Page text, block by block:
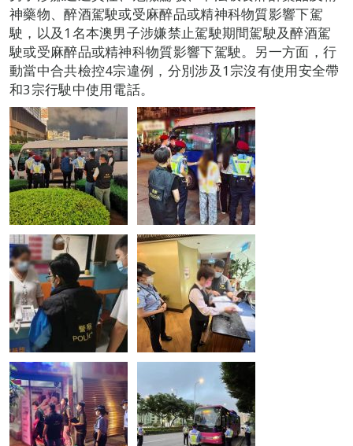
神藥物、醉酒駕駛或受麻醉品或精神科物質影響下駕
駛，以及1名本澳男子涉嫌禁止駕駛期間駕駛及醉酒駕
駛或受麻醉品或精神科物質影響下駕駛。另一方面，行
動當中合共檢控4宗違例，分別涉及1宗沒有使用安全帶
和3宗行駛中使用電話。